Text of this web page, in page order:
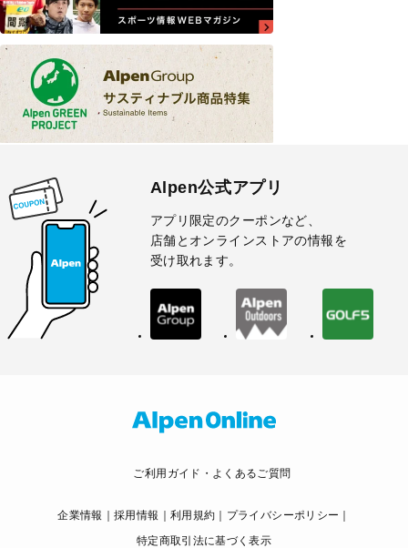
Alpen公式アプリ
アプリ限定のクーポンなど、
店舗とオンラインストアの情報を
受け取れます。
ご利用ガイド・よくあるご質問
企業情報 採用情報 利用規約
プライバシーポリシー
特定商取引法に基づく表示